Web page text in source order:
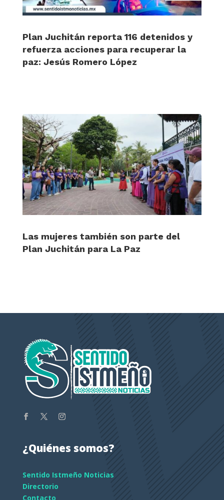
Plan Juchitán reporta 116 detenidos y
refuerza acciones para recuperar la
paz: Jesús Romero López
Las mujeres también son parte del
Plan Juchitán para La Paz
¿Quiénes somos?
Sentido Istmeño Noticias
Directorio
Contacto